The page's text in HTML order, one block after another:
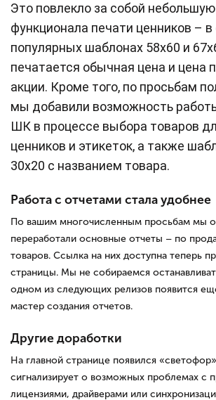
Это повлекло за собой
функционала печати ценников –
популярных шаблонах 58х60 и
печатается обычная цена и цена
акции. Кроме того, по просьбам
мы добавили возможность
ШК в процессе выбора товаров
ценников и этикеток, а также
30х20 с названием товара.
Работа с отчетами стала удобнее
По вашим многочисленным просьбам мы
переработали основные отчеты – по
товаров. Ссылка на них доступна теперь
страницы. Мы не собираемся
одном из следующих релизов появится
мастер создания отчетов.
Другие доработки
На главной странице появился
сигнализирует о возможных проблемах с
лицензиями, драйверами или